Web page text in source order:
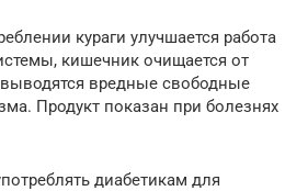
кураги улучшается работа
кишечник очищается от
вредные свободные
Продукт показан при болезнях
диабетикам для